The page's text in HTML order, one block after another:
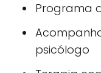
Programa
psicólogo